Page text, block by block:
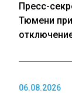
Пресс-
Тюмени
06.08.2026